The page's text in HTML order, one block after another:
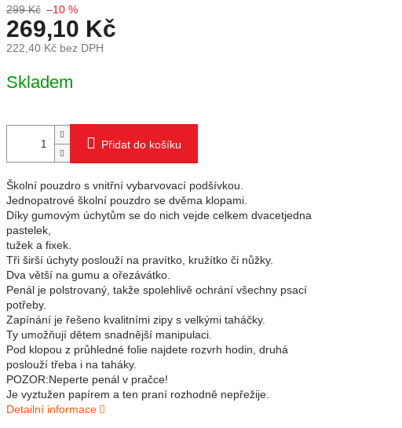
299 Kč –10 %
269,10 Kč
222,40 Kč bez DPH
Skladem
Přidat do košíku
Školní pouzdro s vnitřní vybarvovací podšívkou.
Jednopatrové školní pouzdro se dvěma klopami.
Díky gumovým úchytům se do nich vejde celkem dvacetjedna
pastelek,
tužek a fixek.
Tři širší úchyty poslouží na pravítko, kružítko či nůžky.
Dva větší na gumu a ořezávátko.
Penál je polstrovaný, takže spolehlivě ochrání všechny psací
potřeby.
Zapínání je řešeno kvalitními zipy s velkými taháčky.
Ty umožňují dětem snadnější manipulaci.
Pod klopou z průhledné folie najdete rozvrh hodin, druhá
poslouží třeba i na taháky.
POZOR:Neperte penál v pračce!
Je vyztužen papírem a ten praní rozhodně nepřežije.
Detailní informace